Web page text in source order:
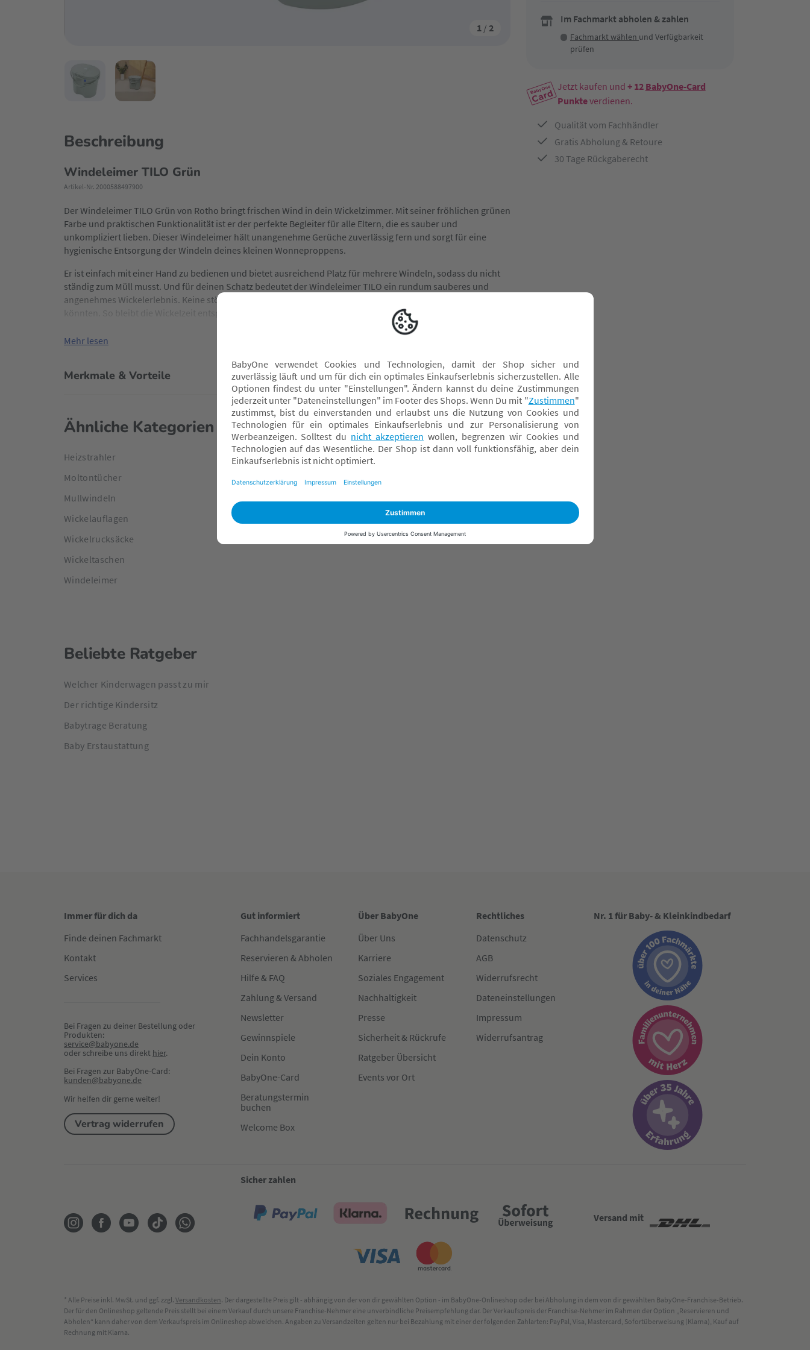
1 /2
Im Fachmarkt abholen & zahlen
Fachmarkt wählen und Verfügbarkeit
prüfen
Jetzt kaufen und + 12 BabyOne-Card
Punkteverdienen.
Qualität vom Fachhändler
Gratis Abholung & Retoure
30 Tage Rückgaberecht
Beschreibung
Windeleimer TILO Grün
Artikel-Nr. 2000588497900
Der Windeleimer TILO Grün von Rotho bringt frischen Wind in dein Wickelzimmer. Mit seiner fröhlichen grünen
Farbe und praktischen Funktionalität ist er der perfekte Begleiter für alle Eltern, die es sauber und
unkompliziert lieben. Dieser Windeleimer hält unangenehme Gerüche zuverlässig fern und sorgt für eine
hygienische Entsorgung der Windeln deines kleinen Wonneproppens.
Er ist einfach mit einer Hand zu bedienen und bietet ausreichend Platz für mehrere Windeln, sodass du nicht
ständig zum Müll musst. Und für deinen Schatz bedeutet der Windeleimer TILO ein rundum sauberes und
angenehmes Wickelerlebnis. Keine störenden Gerüche mehr, die die zarte Nase deines Lieblings reizen
könnten. So bleibt die Wickelzeit entspannt und angenehm – für dich und dein kleines Wunder.
Mehr lesen
Merkmale & Vorteile
Ähnliche Kategorien
Heizstrahler
Moltontücher
Mullwindeln
Wickelauflagen
Wickelrucksäcke
Wickeltaschen
Windeleimer
Windeln
Windeltaschen
Beliebte Ratgeber
Welcher Kinderwagen passt zu mir
Der richtige Kindersitz
Babytrage Beratung
Baby Erstaustattung
Immer für dich da
Finde deinen Fachmarkt
Kontakt
Services
Bei Fragen zu deiner Bestellung oder
Produkten:
service@babyone.de
oder schreibe uns direkt hier.
Bei Fragen zur BabyOne-Card:
kunden@babyone.de
Wir helfen dir gerne weiter!
Vertrag widerrufen
Gut informiert
Fachhandelsgarantie
Reservieren & Abholen
Hilfe & FAQ
Zahlung & Versand
Newsletter
Gewinnspiele
Dein Konto
BabyOne-Card
Beratungstermin
buchen
Welcome Box
Über BabyOne
Über Uns
Karriere
Soziales Engagement
Nachhaltigkeit
Presse
Sicherheit & Rückrufe
Ratgeber Übersicht
Events vor Ort
Rechtliches
Datenschutz
AGB
Widerrufsrecht
Dateneinstellungen
Impressum
Widerrufsantrag
Nr. 1 für Baby- & Kleinkindbedarf
Sicher zahlen
Versand mit
* Alle Preise inkl. MwSt. und ggf. zzgl. Versandkosten. Der dargestellte Preis gilt - abhängig von der von dir gewählten Option - im BabyOne-Onlineshop oder bei Abholung in dem von dir gewählten BabyOne-Franchise-Betrieb.
Der für den Onlineshop geltende Preis stellt bei einem Verkauf durch unsere Franchise-Nehmer eine unverbindliche Preisempfehlung dar. Der Verkaufspreis der Franchise-Nehmer im Rahmen der Option „Reservieren und
Abholen“ kann daher von dem Verkaufspreis im Onlineshop abweichen. Angaben zu Versandzeiten gelten nur bei Bezahlung mit einer der folgenden Zahlarten: PayPal, Visa, Mastercard, Sofortüberweisung (Klarna), Kauf auf
Rechnung mit Klarna.